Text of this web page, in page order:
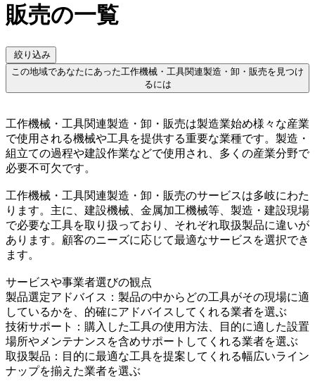
販売の一覧
絞り込み
この地域であなたにあった工作機械・工具関連製造・卸・販売を見つけ
るには
工作機械・工具関連製造・卸・販売は製造業始め様々な産業
で使用される機械や工具を提供する重要な業種です。製造・
組立ての過程や建設作業などで使用され、多くの産業分野で
必要不可欠です。
工作機械・工具関連製造・卸・販売のサービスは多岐にわた
ります。主に、建設機械、金属加工機械等、製造・建設現場
で必要な工具を取り扱っており、それぞれ取扱製品に違いが
あります。顧客のニーズに応じて最適なサービスを選択でき
ます。
サービスや事業者選びの観点
製品選定アドバイス：製品の中からどの工具がその現場に適
しているかを、的確にアドバイスしてくれる業者を選ぶ
技術サポート：購入した工具の使用方法、目的に適した設置
場所やメンテナンスを含めサポートしてくれる業者を選ぶ
取扱製品：目的に最適な工具を提案してくれる幅広いライン
ナップを揃えた業者を選ぶ